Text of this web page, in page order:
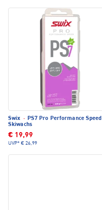
Swix · PS7 Pro Performance Speed
Skiwachs
€ 19,99
UVP* € 26,99